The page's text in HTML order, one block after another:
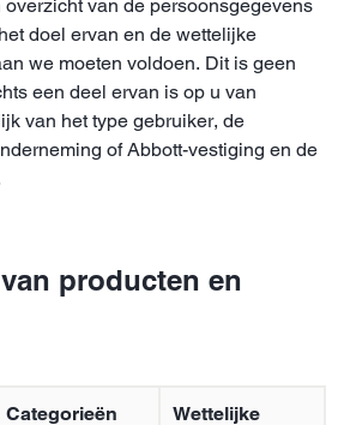
van de persoonsgegevens
doel ervan en de wettelijke
we moeten voldoen. Dit is geen
een deel ervan is op u van
van het type gebruiker, de
of Abbott-vestiging en de
producten en
Categorieën
Wettelijke